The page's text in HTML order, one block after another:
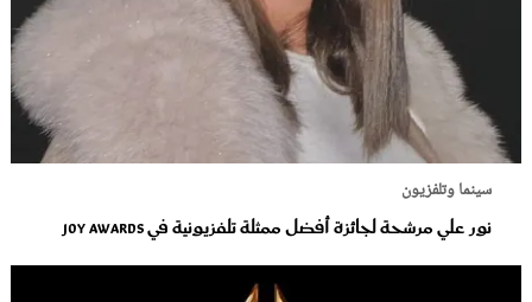
سينما وتلفزيون
نور علي مرشحة لجائزة أفضل ممثلة تلفزيونية في Joy Awards